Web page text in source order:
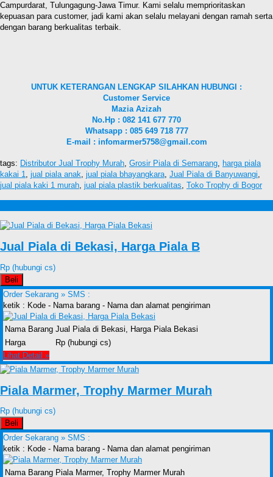
Campurdarat, Tulungagung-Jawa Timur. Kami selalu memprioritaskan
kepuasan para customer, jadi kami akan selalu melayani dengan ramah serta
dengan barang berkualitas terbaik.
UNTUK KETERANGAN LENGKAP SILAHKAN HUBUNGI :
Customer Service
Mazia Azizah
No.Hp : 082 141 677 770
Whatsapp : 085 649 718 777
E-mail : infomarmer5758@gmail.com
tags: Distributor Jual Trophy Murah Grosir Piala di Semarang
harga piala
kakai 1
jual piala anak jual piala bhayangkara Jual Piala di Banyuwangi
jual piala kaki 1 murah jual piala plastik berkualitas Toko Trophy di Bogor
Jual Piala di Bekasi, Harga Piala B
Rp (hubungi cs)
Beli
Order Sekarang » SMS :
ketik : Kode - Nama barang - Nama dan alamat pengiriman
Nama Barang Jual Piala di Bekasi, Harga Piala Bekasi
Harga
Rp (hubungi cs)
Lihat Detail »
Piala Marmer, Trophy Marmer Murah
Rp (hubungi cs)
Beli
Order Sekarang » SMS :
ketik : Kode - Nama barang - Nama dan alamat pengiriman
Nama Barang Piala Marmer, Trophy Marmer Murah